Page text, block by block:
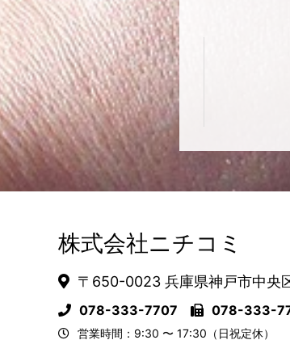
株式会社ニチコミ
〒650-0023 兵庫県神戸市中央
078-333-7707 078-333-
営業時間：9:30 〜 17:30（日祝定休）